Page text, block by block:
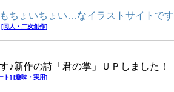
ちょいちょい…なイラストサイトです
[同人・二次創作]
♪新作の詩「君の掌」ＵＰしました！
ト] [趣味・実用]